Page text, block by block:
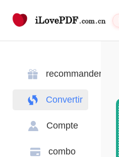
recommander
Convertir
Compte
combo